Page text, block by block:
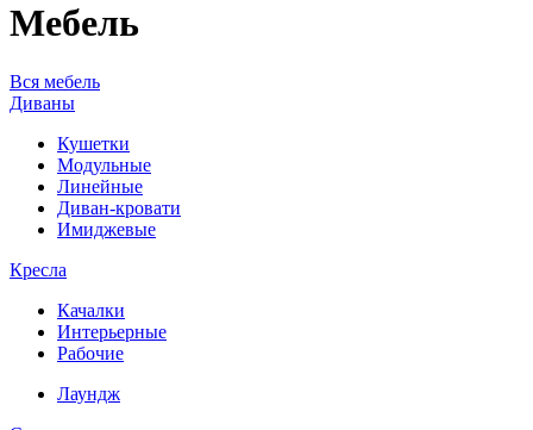
Мебель
Вся мебель
Диваны
Кушетки
Модульные
Линейные
Диван-кровати
Имиджевые
Кресла
Качалки
Интерьерные
Рабочие
Лаундж